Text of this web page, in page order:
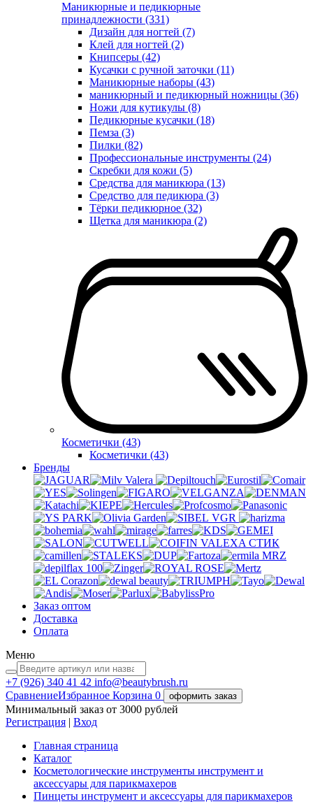
Маникюрные и педикюрные
принадлежности (331)
Дизайн для ногтей (7)
Клей для ногтей (2)
Книпсеры (42)
Кусачки с ручной заточки (11)
Маникюрные наборы (43)
маникюрный и педикюрный ножницы (36)
Ножи для кутикулы (8)
Педикюрные кусачки (18)
Пемза (3)
Пилки (82)
Профессиональные инструменты (24)
Скребки для кожи (5)
Средства для маникюра (13)
Средство для педикюра (3)
Тёрки педикюрное (32)
Щетка для маникюра (2)
Косметички (43)
Косметички (43)
Бренды
Valera
VGR
VALEXA СТИК
MRZ
Заказ оптом
Доставка
Оплата
Меню
+7 (926) 340 41 42 info@beautybrush.ru
СравнениеИзбранное Корзина 0 оформить заказ
Минимальный заказ от 3000 рублей
Регистрация | Вход
Главная страница
Каталог
Косметологические инструменты инструмент и
аксессуары для парикмахеров
Пинцеты инструмент и аксессуары для парикмахеров